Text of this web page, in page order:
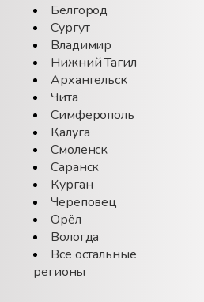
Белгород
Сургут
Владимир
Нижний Тагил
Архангельск
Чита
Симферополь
Калуга
Смоленск
Саранск
Курган
Череповец
Орёл
Вологда
Все остальные
регионы